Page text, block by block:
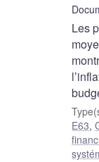
Les
E63,